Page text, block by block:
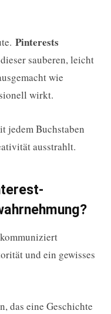
Pinterests
sauberen, leicht
wie
wirkt.
jedem Buchstaben
ausstrahlt.
und ein gewisses
das eine Geschichte